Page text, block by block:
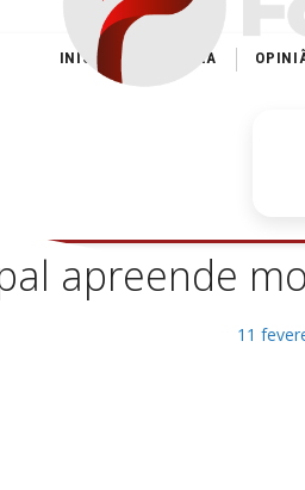
INÍCIO CULTURA
apreende
11